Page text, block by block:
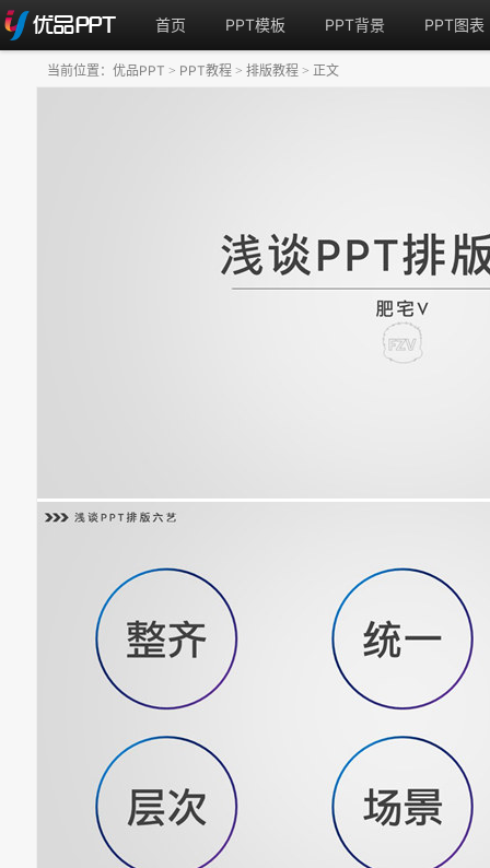
首页 PPT模板 PPT背景 PPT图表
当前位置： 优品PPT > PPT教程 > 排版教程 > 正文